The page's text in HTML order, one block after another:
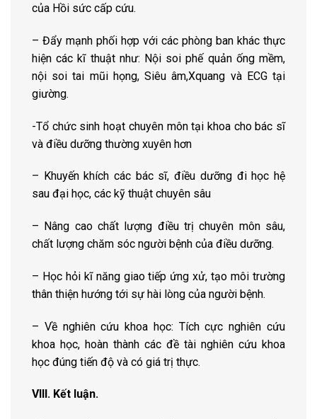
của Hồi sức cấp cứu.
– Đẩy mạnh phối hợp với các phòng ban khác thực
hiện các kĩ thuật như: Nội soi phế quản ống mềm,
nội soi tai mũi họng, Siêu âm,Xquang và ECG tại
giường.
-Tổ chức sinh hoạt chuyên môn tại khoa cho bác sĩ
và điều dưỡng thường xuyên hơn
– Khuyến khích các bác sĩ, điều dưỡng đi học hệ
sau đại học, các kỹ thuật chuyên sâu
– Nâng cao chất lượng điều trị chuyên môn sâu,
chất lượng chăm sóc người bệnh của điều dưỡng.
– Học hỏi kĩ năng giao tiếp ứng xử, tạo môi trường
thân thiện hướng tới sự hài lòng của người bệnh.
– Về nghiên cứu khoa học: Tích cực nghiên cứu
khoa học, hoàn thành các đề tài nghiên cứu khoa
học đúng tiến độ và có giá trị thực.
VIII. Kết luận.